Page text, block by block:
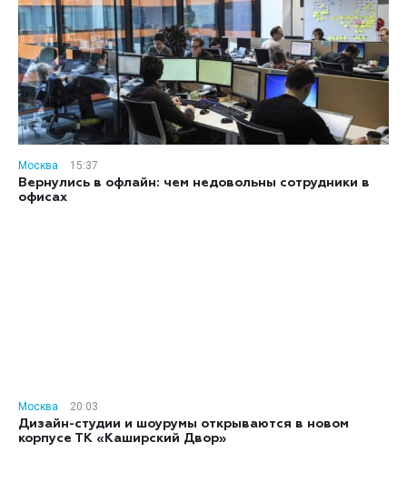
Москва
15:37
Вернулись в офлайн: чем недовольны сотрудники в
офисах
Москва
20:03
Дизайн-студии и шоурумы открываются в новом
корпусе ТК «Каширский Двор»